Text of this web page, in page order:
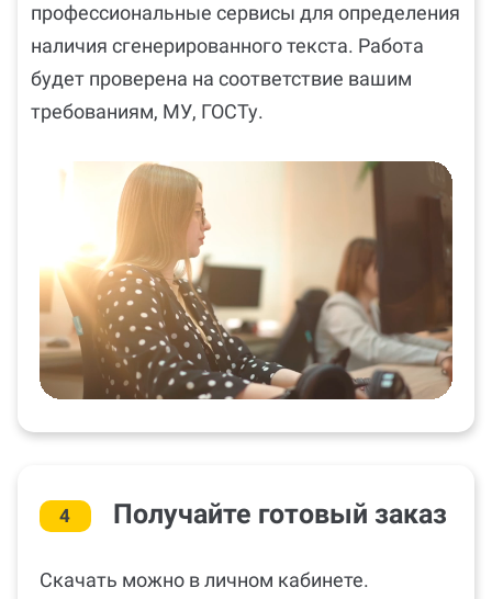
профессиональные сервисы для определения
наличия сгенерированного текста. Работа
будет проверена на соответствие вашим
требованиям, МУ, ГОСТу.
4 Получайте готовый заказ
Скачать можно в личном кабинете.